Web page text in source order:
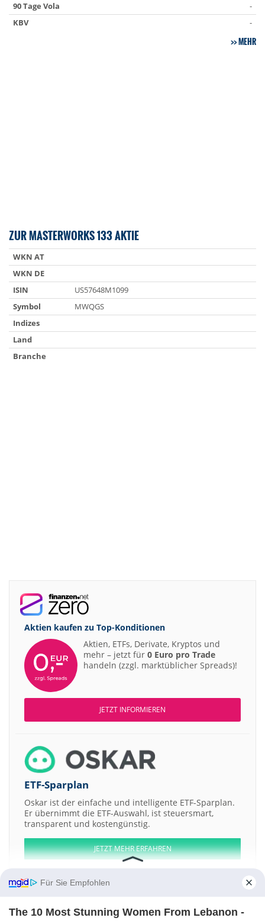
90 Tage Vola
-
KBV
-
MEHR
ZUR MASTERWORKS 133 AKTIE
WKN AT
WKN DE
ISIN
US57648M1099
Symbol
MWQGS
Indizes
Land
Branche
Aktien kaufen zu Top-Konditionen
Aktien, ETFs, Derivate, Kryptos und
mehr – jetzt für 0 Euro pro Trade
handeln (zzgl. marktüblicher Spreads)!
JETZT INFORMIEREN
ETF-Sparplan
Oskar ist der einfache und intelligente ETF-Sparplan.
Er übernimmt die ETF-Auswahl, ist steuersmart,
transparent und kostengünstig.
JETZT MEHR ERFAHREN
Aktien ATX DAX EuroStoxx 50 Dow Jones NASDAQ 100 Nikkei 225
Für Sie Empfohlen
The 10 Most Stunning Women From Lebanon -